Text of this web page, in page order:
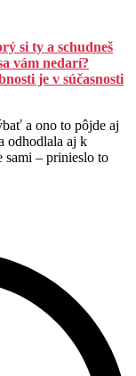
si ty a schudneš
vám nedarí?
je v súčasnosti
a ono to pôjde aj
odhodlala aj k
sami – prinieslo to